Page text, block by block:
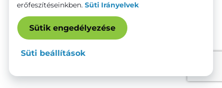
erőfeszítéseinkben. Süti Irányelvek
Sütik engedélyezése
Süti beállítások